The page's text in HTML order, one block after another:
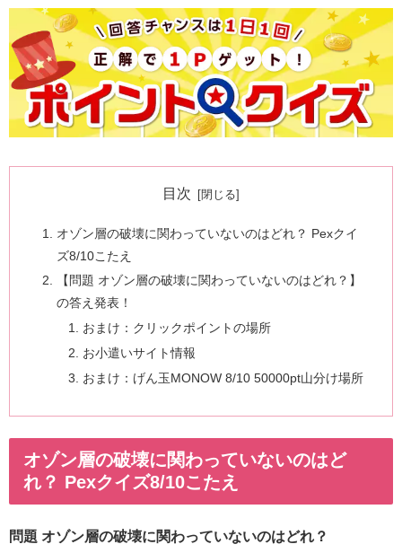
目次
オゾン層の破壊に関わっていないのはどれ？ Pexクイ
ズ8/10こたえ
【問題 オゾン層の破壊に関わっていないのはどれ？】
の答え発表！
おまけ：クリックポイントの場所
お小遣いサイト情報
おまけ：げん玉MONOW 8/10 50000pt山分け場所
オゾン層の破壊に関わっていないのはど
れ？ Pexクイズ8/10こたえ
問題 オゾン層の破壊に関わっていないのはどれ？